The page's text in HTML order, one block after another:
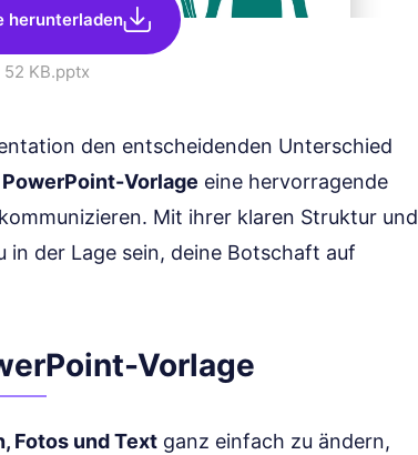
herunterladen
52 KB.pptx
den entscheidenden Unterschied
Vorlage eine hervorragende
Mit ihrer klaren Struktur und
in der Lage sein, deine Botschaft auf
Vorlage
Fotos und Text ganz einfach zu ändern,